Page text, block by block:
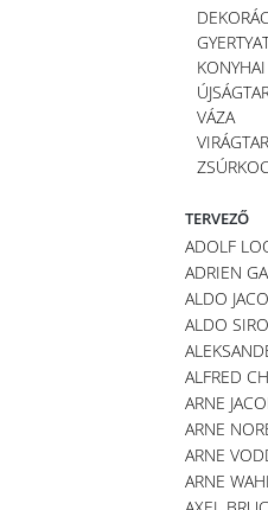
VÁZA
TERVEZŐ
ADOLF
ADRIEN
ALDO
ALDO
ALFRED
ARNE
ARNE
ARNE
ARNE